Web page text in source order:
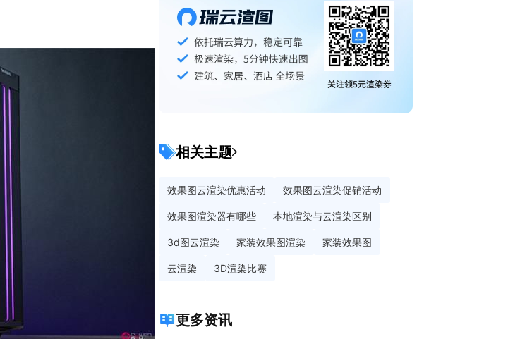
相关主题
效果图云渲染优惠活动 效果图云渲染促销活动
效果图渲染器有哪些 本地渲染与云渲染区别
3d图云渲染 家装效果图渲染 家装效果图
云渲染 3D渲染比赛
更多资讯